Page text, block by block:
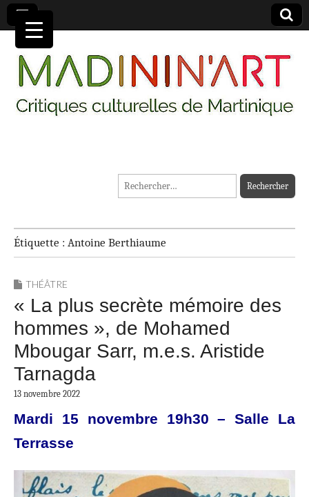
MADININ'ART
Rechercher :
Étiquette : Antoine Berthiaume
THÉÂTRE
« La plus secrète mémoire des
hommes », de Mohamed
Mbougar Sarr, m.e.s. Aristide
Tarnagda
13 novembre 2022
Mardi 15 novembre 19h30 – Salle La
Terrasse